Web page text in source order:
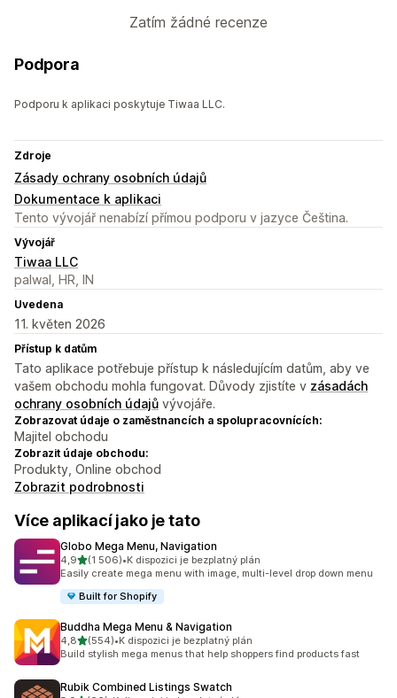
Zatím žádné recenze
Podpora
Podporu k aplikaci poskytuje Tiwaa LLC.
Zdroje
Zásady ochrany osobních údajů
Dokumentace k aplikaci
Tento vývojář nenabízí přímou podporu v jazyce Čeština.
Vývojář
Tiwaa LLC
palwal, HR, IN
Uvedena
11. květen 2026
Přístup k datům
Tato aplikace potřebuje přístup k následujícím datům, aby ve
vašem obchodu mohla fungovat. Důvody zjistíte v zásadách
ochrany osobních údajů vývojáře.
Zobrazovat údaje o zaměstnancích a spolupracovnících:
Majitel obchodu
Zobrazit údaje obchodu:
Produkty, Online obchod
Zobrazit podrobnosti
Více aplikací jako je tato
Globo Mega Menu, Navigation
4,9z 5 hvězd
(1 506)
Celkový počet recenzí: 1506
•K dispozici je bezplatný plán
Easily create mega menu with image, multi-level drop down menu
Built for Shopify
Buddha Mega Menu & Navigation
4,8z 5 hvězd
(554)
Celkový počet recenzí: 554
•K dispozici je bezplatný plán
Build stylish mega menus that help shoppers find products fast
Rubik Combined Listings Swatch